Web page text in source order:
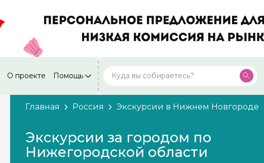
О проекте Помощь
Москва
Россия
Нижний Новгород
Россия
Посмотреть все города
Главная Россия Экскурсии в Нижнем Новгороде
Экскурсии за городом по
Нижегородской области